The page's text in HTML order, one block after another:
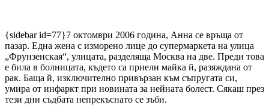
{sidebar id=77}7 октомври 2006 година, Анна се връща от
пазар. Една жена с изморено лице до супермаркета на улица
„Фрун­зенская“, улицата, разделяща Москва на две. Пре­ди това
е била в болницата, където са приели майка й, разяждана от
рак. Баща й, изключително при­вър­зан към съпругата си,
умира от инфаркт при нови­на­та за нейната болест. Сякаш през
тези дни съдбата неп­рекъснато се зъби.